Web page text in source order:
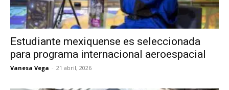
Estudiante mexiquense es seleccionada
para programa internacional aeroespacial
Vanesa Vega - 21 abril, 2026